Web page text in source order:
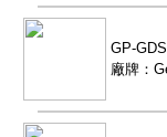
GP-
廠牌：